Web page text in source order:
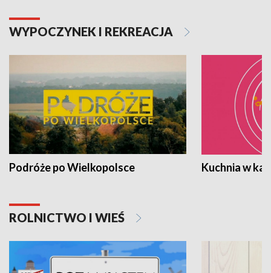
WYPOCZYNEK I REKREACJA
Podróże po Wielkopolsce Kuchnia w
ROLNICTWO I WIEŚ